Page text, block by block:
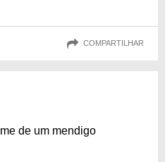
COMPARTILHAR
de um mendigo